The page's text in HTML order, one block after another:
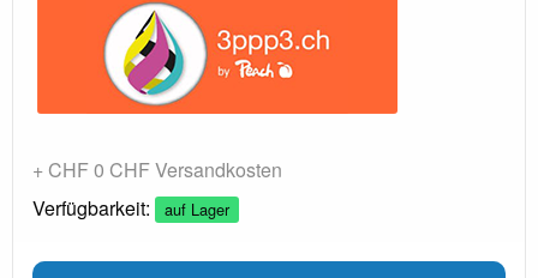
+ CHF 0 CHF Versandkosten
Verfügbarkeit:
auf Lager